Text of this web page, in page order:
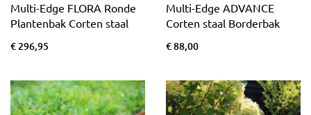
Multi-Edge FLORA Ronde
Plantenbak Corten staal
€ 296,95
Multi-Edge ADVANCE
Corten staal Borderbak
€ 88,00